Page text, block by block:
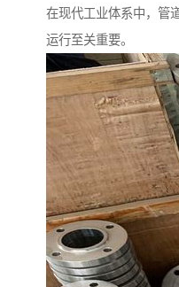
在现代工业体系中，管
运行至关重要。